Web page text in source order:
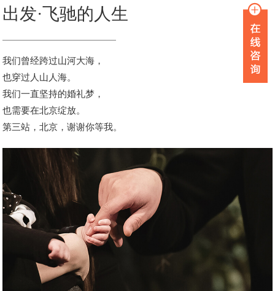
出发·飞驰的人生
我们曾经跨过山河大海，
也穿过人山人海。
我们一直坚持的婚礼梦，
也需要在北京绽放。
第三站，北京，谢谢你等我。